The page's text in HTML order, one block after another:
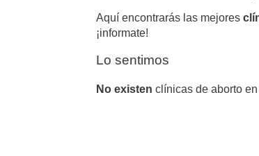
Aquí encontrarás las mejores
¡informate!
Lo sentimos
No existen clínicas de aborto